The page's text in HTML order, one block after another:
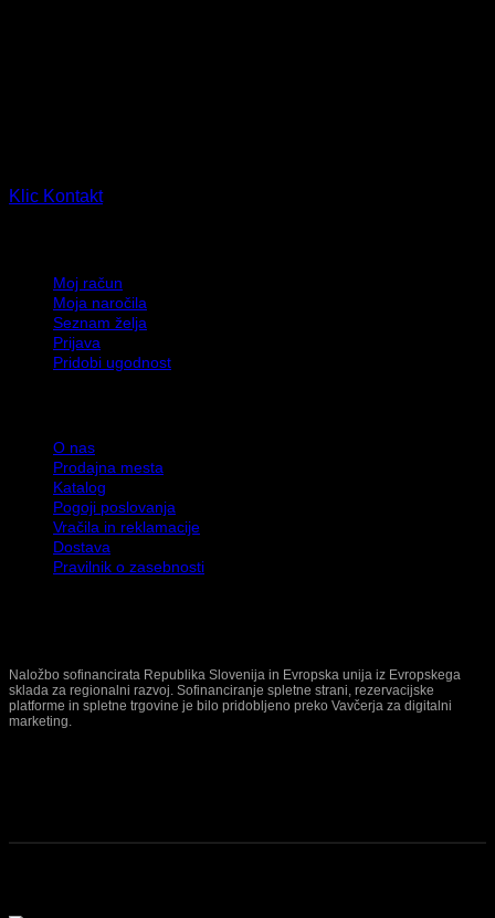
Klic Kontakt
Moj račun
Moja naročila
Seznam želja
Prijava
Pridobi ugodnost
O nas
Prodajna mesta
Katalog
Pogoji poslovanja
Vračila in reklamacije
Dostava
Pravilnik o zasebnosti
Naložbo sofinancirata Republika Slovenija in Evropska unija iz Evropskega
sklada za regionalni razvoj. Sofinanciranje spletne strani, rezervacijske
platforme in spletne trgovine je bilo pridobljeno preko Vavčerja za digitalni
marketing.